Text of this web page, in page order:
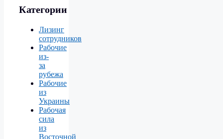
Категории
Лизинг
сотрудников
Рабочие
из-
за
рубежа
Рабочие
из
Украины
Рабочая
сила
из
Восточной